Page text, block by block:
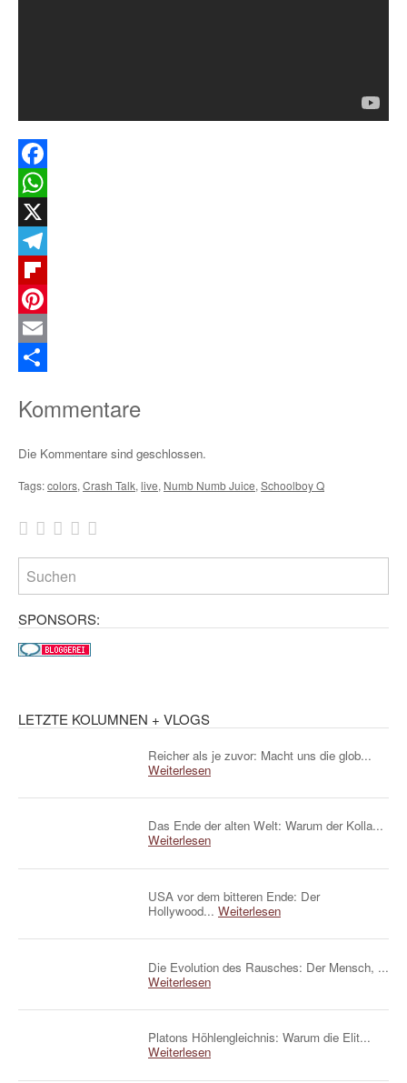
Facebook
WhatsApp
X
Telegram
Flipboard
Pinterest
Email
Kommentare
Die Kommentare sind geschlossen.
Tags:colors, Crash Talk, live, Numb Numb Juice, Schoolboy Q
SPONSORS:
LETZTE KOLUMNEN + VLOGS
Reicher als je zuvor: Macht uns die glob...
Weiterlesen
Das Ende der alten Welt: Warum der Kolla...
Weiterlesen
USA vor dem bitteren Ende: Der
Hollywood... Weiterlesen
Die Evolution des Rausches: Der Mensch, ...
Weiterlesen
Platons Höhlengleichnis: Warum die Elit...
Weiterlesen